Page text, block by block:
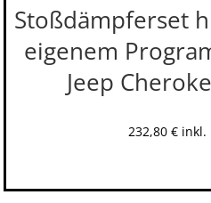
Stoßdämpferset
eigenem
Jeep
232,80 € inkl.